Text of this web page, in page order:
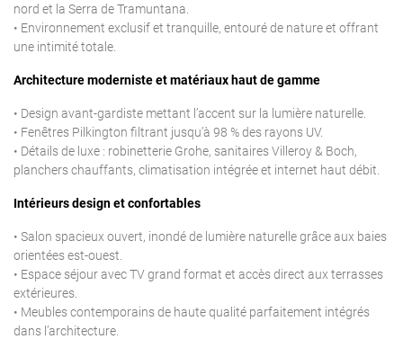
nord et la Serra de Tramuntana.
• Environnement exclusif et tranquille, entouré de nature et offrant
une intimité totale.
Architecture moderniste et matériaux haut de gamme
• Design avant-gardiste mettant l’accent sur la lumière naturelle.
• Fenêtres Pilkington filtrant jusqu’à 98 % des rayons UV.
• Détails de luxe : robinetterie Grohe, sanitaires Villeroy & Boch,
planchers chauffants, climatisation intégrée et internet haut débit.
Intérieurs design et confortables
• Salon spacieux ouvert, inondé de lumière naturelle grâce aux baies
orientées est-ouest.
• Espace séjour avec TV grand format et accès direct aux terrasses
extérieures.
• Meubles contemporains de haute qualité parfaitement intégrés
dans l’architecture.